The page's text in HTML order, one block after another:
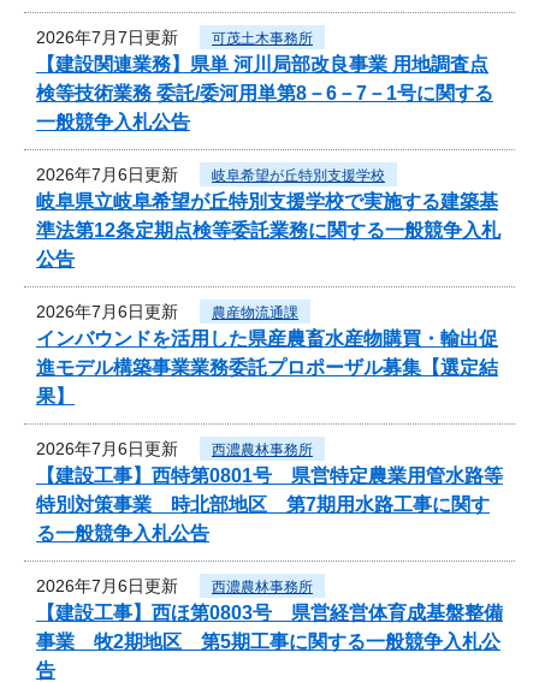
2026年7月7日更新 可茂土木事務所
【建設関連業務】県単 河川局部改良事業 用地調査点
検等技術業務 委託/委河用単第8－6－7－1号に関する
一般競争入札公告
2026年7月6日更新 岐阜希望が丘特別支援学校
岐阜県立岐阜希望が丘特別支援学校で実施する建築基
準法第12条定期点検等委託業務に関する一般競争入札
公告
2026年7月6日更新 農産物流通課
インバウンドを活用した県産農畜水産物購買・輸出促
進モデル構築事業業務委託プロポーザル募集【選定結
果】
2026年7月6日更新 西濃農林事務所
【建設工事】西特第0801号 県営特定農業用管水路等
特別対策事業 時北部地区 第7期用水路工事に関す
る一般競争入札公告
2026年7月6日更新 西濃農林事務所
【建設工事】西ほ第0803号 県営経営体育成基盤整備
事業 牧2期地区 第5期工事に関する一般競争入札公
告